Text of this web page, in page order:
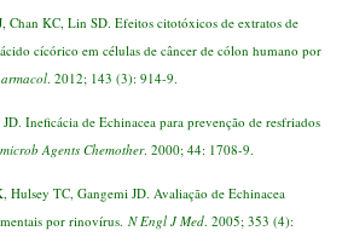
Chan KC, Lin SD. Efeitos citotóxicos de extratos de
cícórico em células de câncer de cólon humano por
. 2012; 143 (3): 914-9.
Ineficácia de Echinacea para prevenção de resfriados
Agents Chemother. 2000; 44: 1708-9.
Hulsey TC, Gangemi JD. Avaliação de Echinacea
por rinovírus.N Engl J Med. 2005; 353 (4):